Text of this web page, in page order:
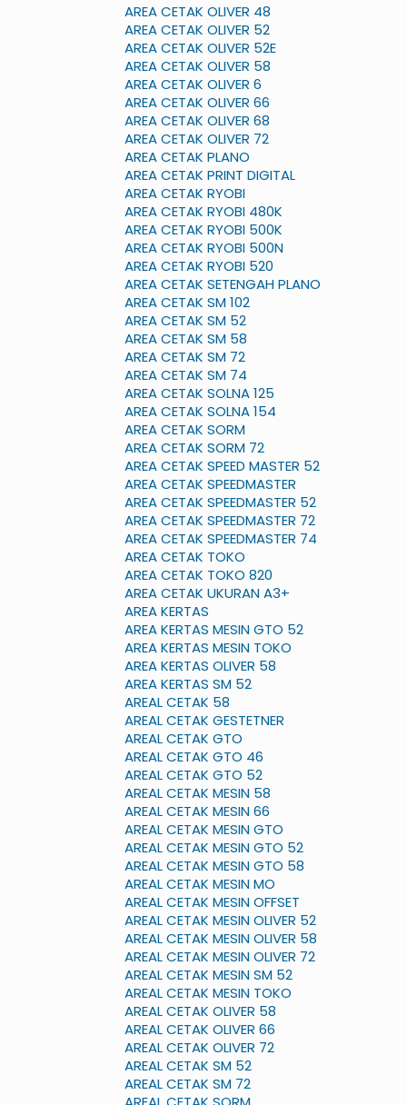
AREA CETAK OLIVER 48
AREA CETAK OLIVER 52
AREA CETAK OLIVER 52E
AREA CETAK OLIVER 58
AREA CETAK OLIVER 6
AREA CETAK OLIVER 66
AREA CETAK OLIVER 68
AREA CETAK OLIVER 72
AREA CETAK PLANO
AREA CETAK PRINT DIGITAL
AREA CETAK RYOBI
AREA CETAK RYOBI 480K
AREA CETAK RYOBI 500K
AREA CETAK RYOBI 500N
AREA CETAK RYOBI 520
AREA CETAK SETENGAH PLANO
AREA CETAK SM 102
AREA CETAK SM 52
AREA CETAK SM 58
AREA CETAK SM 72
AREA CETAK SM 74
AREA CETAK SOLNA 125
AREA CETAK SOLNA 154
AREA CETAK SORM
AREA CETAK SORM 72
AREA CETAK SPEED MASTER 52
AREA CETAK SPEEDMASTER
AREA CETAK SPEEDMASTER 52
AREA CETAK SPEEDMASTER 72
AREA CETAK SPEEDMASTER 74
AREA CETAK TOKO
AREA CETAK TOKO 820
AREA CETAK UKURAN A3+
AREA KERTAS
AREA KERTAS MESIN GTO 52
AREA KERTAS MESIN TOKO
AREA KERTAS OLIVER 58
AREA KERTAS SM 52
AREAL CETAK 58
AREAL CETAK GESTETNER
AREAL CETAK GTO
AREAL CETAK GTO 46
AREAL CETAK GTO 52
AREAL CETAK MESIN 58
AREAL CETAK MESIN 66
AREAL CETAK MESIN GTO
AREAL CETAK MESIN GTO 52
AREAL CETAK MESIN GTO 58
AREAL CETAK MESIN MO
AREAL CETAK MESIN OFFSET
AREAL CETAK MESIN OLIVER 52
AREAL CETAK MESIN OLIVER 58
AREAL CETAK MESIN OLIVER 72
AREAL CETAK MESIN SM 52
AREAL CETAK MESIN TOKO
AREAL CETAK OLIVER 58
AREAL CETAK OLIVER 66
AREAL CETAK OLIVER 72
AREAL CETAK SM 52
AREAL CETAK SM 72